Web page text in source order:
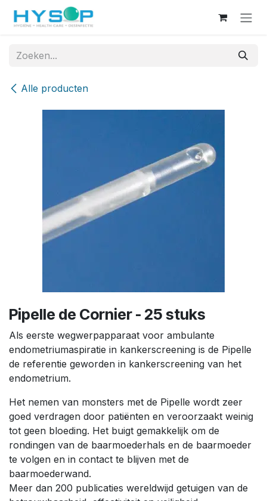
Overslaan naar inhoud
Alle producten
Pipelle de Cornier - 25 stuks
Als eerste wegwerpapparaat voor ambulante
endometriumaspiratie in kankerscreening is de Pipelle
de referentie geworden in kankerscreening van het
endometrium.
Het nemen van monsters met de Pipelle wordt zeer
goed verdragen door patiënten en veroorzaakt weinig
tot geen bloeding. Het buigt gemakkelijk om de
rondingen van de baarmoederhals en de baarmoeder
te volgen en in contact te blijven met de
baarmoederwand.
Meer dan 200 publicaties wereldwijd getuigen van de